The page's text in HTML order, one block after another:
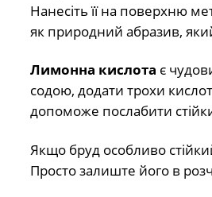
Нанесіть її на поверхню
як природний абразив,
Лимонна кислота є
содою, додати трохи
допоможе послабити
Якщо бруд особливо
Просто залиште його в